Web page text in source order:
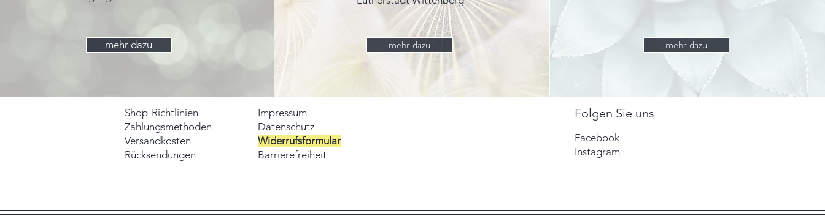
mehr dazu mehr dazu mehr dazu
Shop-Richtlinien
Zahlungsmethoden
Versandkosten
Rücksendungen
Impressum
Datenschutz
Widerrufsformular
Barrierefreiheit
Folgen Sie uns
Facebook
Instagram